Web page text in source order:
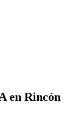
en Rincón